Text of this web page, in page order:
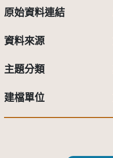
原始資料連結
資料來源
主題分類
建檔單位